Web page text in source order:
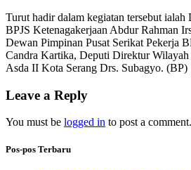
Turut hadir dalam kegiatan tersebut
BPJS Ketenagakerjaan Abdur Rahman
Dewan Pimpinan Pusat Serikat Pekerja
Candra Kartika, Deputi Direktur Wilayah
Asda II Kota Serang Drs. Subagyo. (BP)
Leave a Reply
You must be logged in to post a comment.
Pos-pos Terbaru